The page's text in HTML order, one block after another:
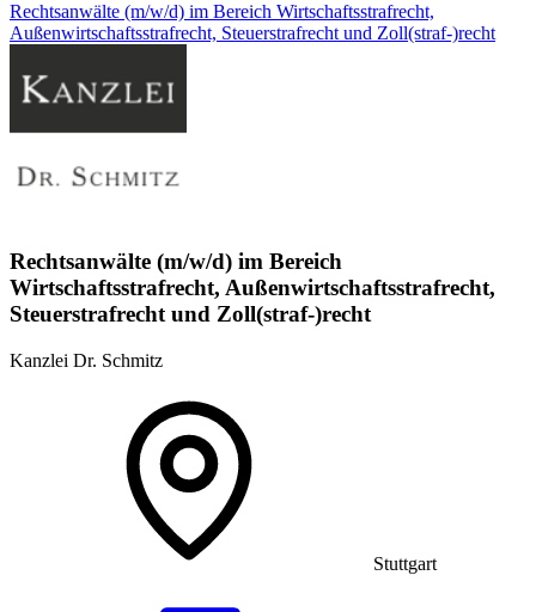
Rechtsanwälte (m/w/d) im Bereich Wirtschaftsstrafrecht,
Außenwirtschaftsstrafrecht, Steuerstrafrecht und Zoll(straf-)recht
Rechtsanwälte (m/w/d) im Bereich
Wirtschaftsstrafrecht, Außenwirtschaftsstrafrecht,
Steuerstrafrecht und Zoll(straf-)recht
Kanzlei Dr. Schmitz
Stuttgart